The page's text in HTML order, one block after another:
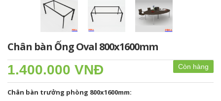
Chân bàn Ống Oval 800x1600mm
Còn hàng
1.400.000 VNĐ
Chân bàn trưởng phòng 800x1600mm: